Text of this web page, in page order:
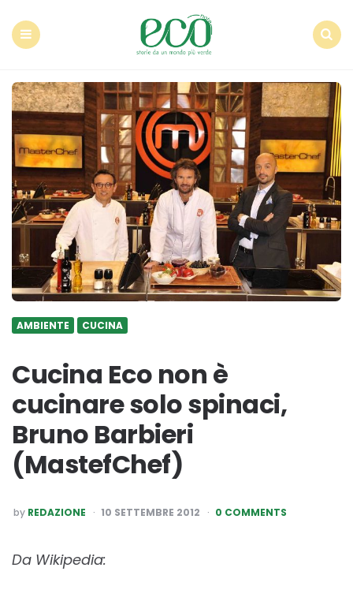
AMBIENTE CUCINA
Cucina Eco non è
cucinare solo spinaci,
Bruno Barbieri
(MastefChef)
POSTED
BY
by REDAZIONE 10 SETTEMBRE 2012 0 COMMENTS
Da Wikipedia: